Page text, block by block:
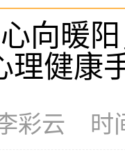
心向暖
理健康
彩云 时